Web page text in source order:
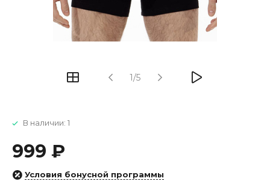
1/5
В наличии: 1
999 ₽
Условия бонусной программы